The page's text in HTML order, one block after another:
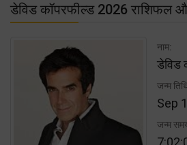
डेविड कॉपरफील्ड 2026 राशिफल
नाम:
डेविड
जन्म
Sep
जन्म